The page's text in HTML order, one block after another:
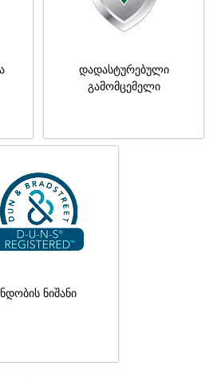
დადასტურებული
გამომცემელი
ნდობის ნიშანი